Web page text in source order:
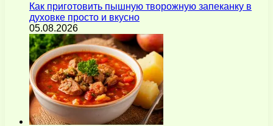
Как приготовить пышную творожную запеканку в
духовке просто и вкусно
05.08.2026